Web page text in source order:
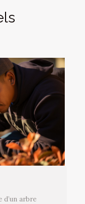
d’un arbre